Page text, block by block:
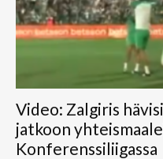
Video: Zalgiris
jatkoon
Konferenssiliigassa